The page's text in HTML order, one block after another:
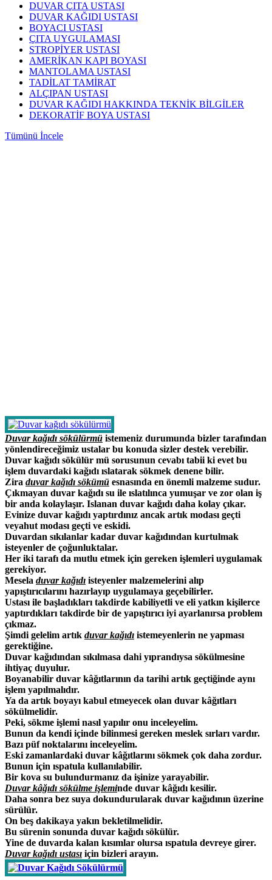
DUVAR ÇITA USTASI
DUVAR KAĞIDI USTASI
BOYACI USTASI
ÇITA UYGULAMASI
STROPİYER USTASI
AMERİKAN KAPI BOYASI
MANTOLAMA USTASI
TADİLAT TAMİRAT
ALÇIPAN USTASI
DUVAR KAĞIDI HAKKINDA TEKNİK BİLGİLER
DEKORATİF BOYA USTASI
Tümünü İncele
Duvar kağıdı sökülürmü istemeniz durumunda bizler tarafından
yönlendireceğimiz ustalar bu konuda sizler destek verebilir.
Duvar kağıdı sökülür mü sorusunun cevabı tabii ki evet bu
işlem duvardaki kağıdı ıslatarak sökmek denene bilir.
Zira duvar kağıdı sökümü esnasında en önemli malzeme sudur.
Çıkmayan duvar kağıdı su ile ıslatılınca yumuşar ve zor olan iş
bir anda kolaylaşır. Islanan duvar kağıdı daha kolay çıkar.
Evinize duvar kağıdı yaptırdınız ancak artık modası geçti
veyahut modası geçti ve eskidi.
Duvardan sıkılanlar kadar duvar kağıdından kurtulmak
isteyenler de çoğunluktalar.
Her iki tarafı da mutlu etmek için gereken işlemleri uygulamak
gerekiyor.
Mesela duvar kağıdı isteyenler malzemelerini alıp
yapıştırıcılarını hazırlayıp uygulamaya geçebilirler.
Ustası ile başladıkları takdirde kabiliyetli ve eli yatkın kişilerce
yaptırdıkları takdirde bir de yapıştırıcı iyi ayarlanırsa problem
çıkmaz.
Şimdi gelelim artık duvar kağıdı istemeyenlerin ne yapması
gerektiğine.
Duvar kağıdından sıkılmasa dahi yıprandıysa sökülmesine
ihtiyaç duyulur.
Boyanabilir duvar kâğıtlarının da tarihi artık geçtiğinde aynı
işlem yapılmalıdır.
Ya da artık boyayı kabul etmeyecek olan duvar kâğıtları
sökülmelidir.
Peki, sökme işlemi nasıl yapılır onu inceleyelim.
Bunun da kendi içinde bilinmesi gereken meslek sırları vardır.
Bazı püf noktalarını inceleyelim.
Eski zamanlardaki duvar kâğıtlarını sökmek çok daha zordur.
Bunun için ıspatula kullanılabilir.
Bir kova su bulundurmanız da işinize yarayabilir.
Duvar kâğıdı sökülme işleminde duvar kâğıdı kesilir.
Daha sonra bez suya dokundurularak duvar kağıdının üzerine
sürülür.
On beş dakikaya yakın bekletilmelidir.
Bu sürenin sonunda duvar kağıdı sökülür.
Yine de duvarda kalan kısımlar olursa ıspatula devreye girer.
Duvar kağıdı ustası için bizleri arayın.